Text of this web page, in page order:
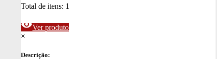
Total de itens: 1
visibilityVer produto
×
Descrição: